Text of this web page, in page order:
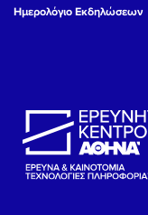
Ημερολόγιο Εκδηλώσεων